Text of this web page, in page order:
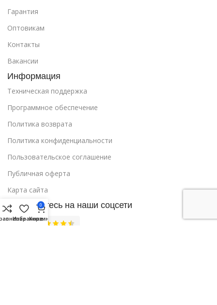
Гарантия
Оптовикам
Контакты
Вакансии
Информация
Техническая поддержка
Программное обеспечение
Политика возврата
Политика конфиденциальности
Пользовательское соглашение
Публичная оферта
Карта сайта
Подпишитесь на наши соцсети
Избранное
0
Корзина